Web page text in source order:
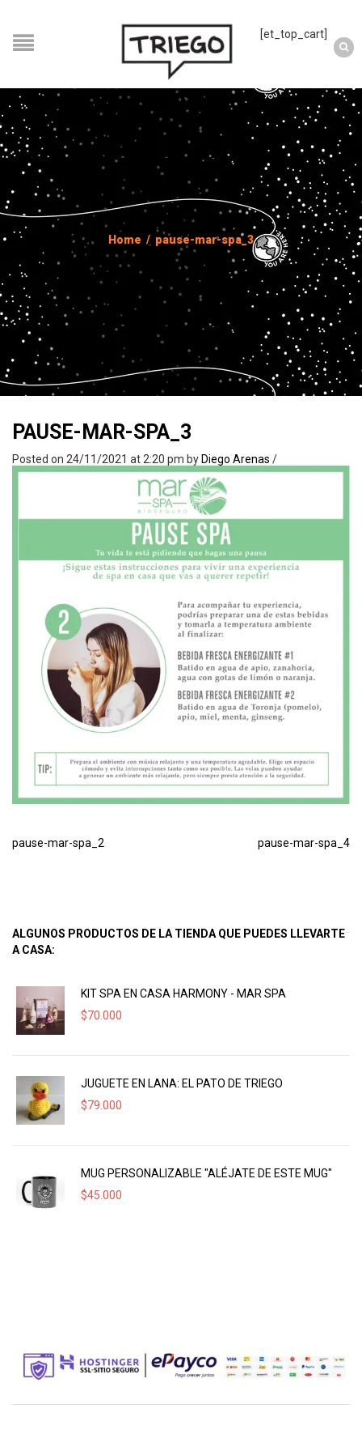
[et_top_cart]
Home / pause-mar-spa_3
PAUSE-MAR-SPA_3
Posted on 24/11/2021 at 2:20 pm by Diego Arenas /
pause-mar-spa_2 pause-mar-spa_4
ALGUNOS PRODUCTOS DE LA TIENDA QUE PUEDES LLEVARTE
A CASA:
KIT SPA EN CASA HARMONY - MAR SPA
$70.000
JUGUETE EN LANA: EL PATO DE TRIEGO
$79.000
MUG PERSONALIZABLE "ALÉJATE DE ESTE MUG"
$45.000